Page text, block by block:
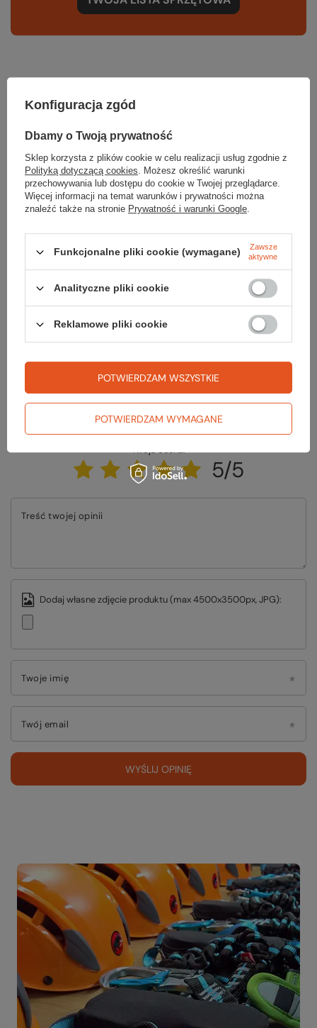
Gwarancja
Na sprzedawane produkty udzielana jest 24-miesięczna rękojmia na
podstawie ustawy z dnia 30 maja 2014r. o prawach konsumenta.
PODMIOT ODPOWIEDZIALNY ZA TEN PRODUKT NA TERENIE UE
SZANTI Dariusz Staniszewski Więcej
Zadaj pytanie a my odpowiemy niezwłocznie, najciekawsze pytania i
odpowiedzi publikując dla innych.
Napisz swoją opinię
Twoja ocena:
5/5
Treść twojej opinii
Dodaj własne zdjęcie produktu (max 4500x3500px, JPG):
Twoje imię
Twój email
WYŚLIJ OPINIĘ
Konfiguracja zgód
Dbamy o Twoją prywatność
Sklep korzysta z plików cookie w celu realizacji usług zgodnie z
Polityką dotyczącą cookies. Możesz określić warunki
przechowywania lub dostępu do cookie w Twojej przeglądarce.
Więcej informacji na temat warunków i prywatności można
znaleźć także na stronie Prywatność i warunki Google.
Funkcjonalne pliki cookie (wymagane)
Zawsze
aktywne
Analityczne pliki cookie
Reklamowe pliki cookie
POTWIERDZAM WYMAGANE
POTWIERDZAM WSZYSTKIE